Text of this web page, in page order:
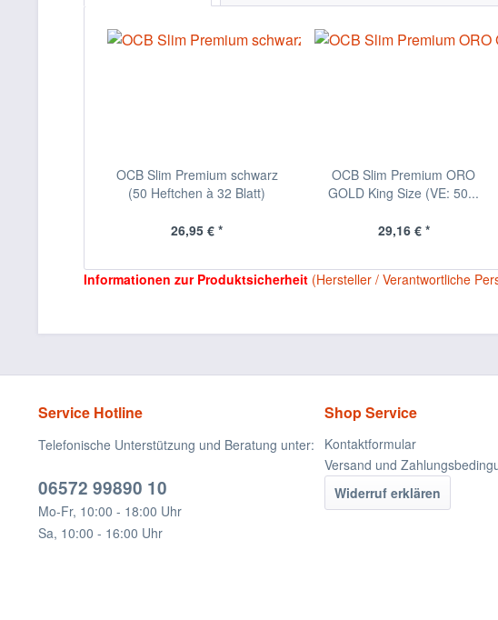
OCB Slim Premium schwarz
(50 Heftchen à 32 Blatt)
26,95 € *
OCB Slim Premium ORO
GOLD King Size (VE: 50...
29,16 € *
Informationen zur Produktsicherheit (Hersteller / Verantwortliche
Service Hotline
Telefonische Unterstützung und Beratung unter:
06572 99890 10
Mo-Fr, 10:00 - 18:00 Uhr
Sa, 10:00 - 16:00 Uhr
Shop Service
Kontaktformular
Versand und
Widerruf erklären